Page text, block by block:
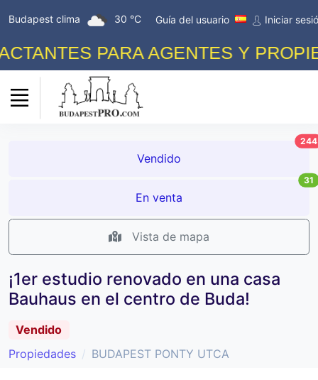
Budapest clima 30 °C Guía del usuario Iniciar
PARA AGENTES Y
Vendido
244
En venta
31
Vista de mapa
¡1er estudio renovado en una casa
Bauhaus en el centro de Buda!
Vendido
Propiedades
BUDAPEST PONTY UTCA